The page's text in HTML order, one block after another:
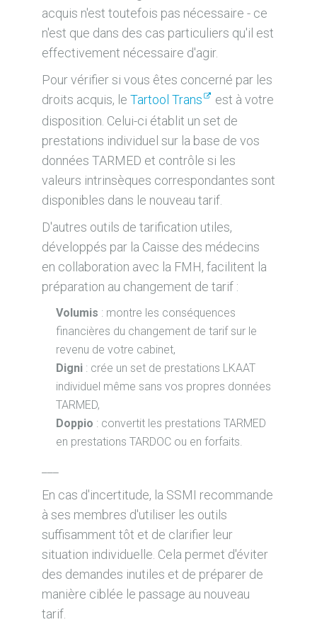
acquis n'est toutefois pas nécessaire - ce
n'est que dans des cas particuliers qu'il est
effectivement nécessaire d'agir.
Pour vérifier si vous êtes concerné par les
droits acquis, le Tartool Trans
est à votre
disposition. Celui-ci établit un set de
prestations individuel sur la base de vos
données TARMED et contrôle si les
valeurs intrinsèques correspondantes sont
disponibles dans le nouveau tarif.
D'autres outils de tarification utiles,
développés par la Caisse des médecins
en collaboration avec la FMH, facilitent la
préparation au changement de tarif :
Volumis : montre les conséquences
financières du changement de tarif sur le
revenu de votre cabinet,
Digni : crée un set de prestations LKAAT
individuel même sans vos propres données
TARMED,
Doppio : convertit les prestations TARMED
en prestations TARDOC ou en forfaits.
En cas d'incertitude, la SSMI recommande
à ses membres d'utiliser les outils
suffisamment tôt et de clarifier leur
situation individuelle. Cela permet d'éviter
des demandes inutiles et de préparer de
manière ciblée le passage au nouveau
tarif.